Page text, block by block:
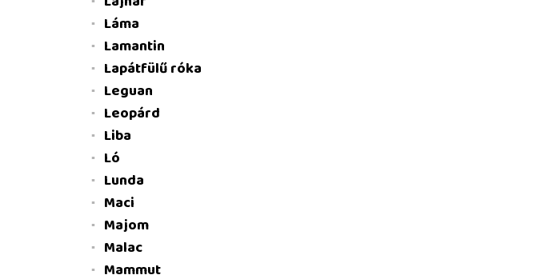
Láma
Lamantin
Lapátfülű róka
Leguan
Leopárd
Liba
Ló
Lunda
Maci
Majom
Malac
Mammut